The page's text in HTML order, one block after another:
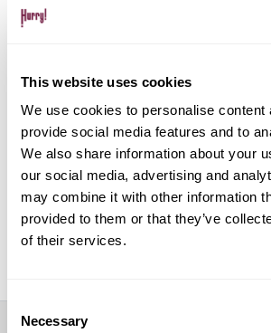
This website uses cookies
We use cookies to personalise content
provide social media features and to
We also share information about your
our social media, advertising and
may combine it with other information
provided to them or that they’ve
of their services.
Consent
Selection
Necessary
Gestione pratiche amministrative e
Gestione del noleggio tramite app su
mobile
ALPHABET PAPERLESS Digital
Off Mode: sospensione temporanea del